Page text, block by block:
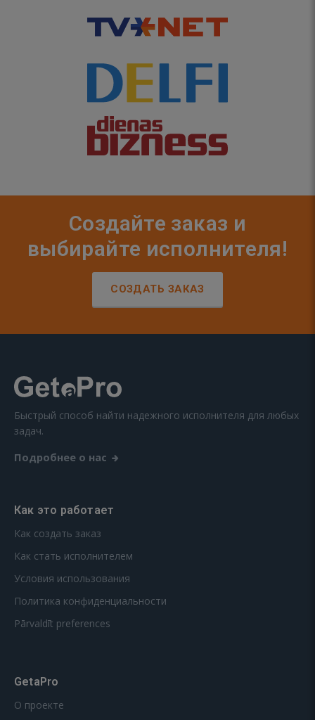
Создайте заказ и
выбирайте исполнителя!
СОЗДАТЬ ЗАКАЗ
Быстрый способ найти надежного исполнителя для любых
задач.
Подробнее о нас
Как это работает
Как создать заказ
Как стать исполнителем
Условия использования
Политика конфиденциальности
Pārvaldīt preferences
GetaPro
О проекте